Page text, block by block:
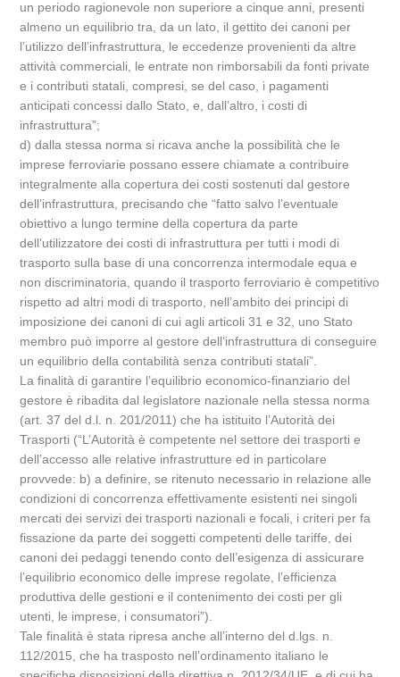
un periodo ragionevole non superiore a cinque anni, presenti
almeno un equilibrio tra, da un lato, il gettito dei canoni per
l’utilizzo dell’infrastruttura, le eccedenze provenienti da altre
attività commerciali, le entrate non rimborsabili da fonti private
e i contributi statali, compresi, se del caso, i pagamenti
anticipati concessi dallo Stato, e, dall’altro, i costi di
infrastruttura”;
d) dalla stessa norma si ricava anche la possibilità che le
imprese ferroviarie possano essere chiamate a contribuire
integralmente alla copertura dei costi sostenuti dal gestore
dell’infrastruttura, precisando che “fatto salvo l’eventuale
obiettivo a lungo termine della copertura da parte
dell’utilizzatore dei costi di infrastruttura per tutti i modi di
trasporto sulla base di una concorrenza intermodale equa e
non discriminatoria, quando il trasporto ferroviario è competitivo
rispetto ad altri modi di trasporto, nell’ambito dei principi di
imposizione dei canoni di cui agli articoli 31 e 32, uno Stato
membro può imporre al gestore dell’infrastruttura di conseguire
un equilibrio della contabilità senza contributi statali”.
La finalità di garantire l’equilibrio economico-finanziario del
gestore è ribadita dal legislatore nazionale nella stessa norma
(art. 37 del d.l. n. 201/2011) che ha istituito l’Autorità dei
Trasporti (“L’Autorità è competente nel settore dei trasporti e
dell’accesso alle relative infrastrutture ed in particolare
provvede: b) a definire, se ritenuto necessario in relazione alle
condizioni di concorrenza effettivamente esistenti nei singoli
mercati dei servizi dei trasporti nazionali e focali, i criteri per fa
fissazione da parte dei soggetti competenti delle tariffe, dei
canoni dei pedaggi tenendo conto dell’esigenza di assicurare
l’equilibrio economico delle imprese regolate, l’efficienza
produttiva delle gestioni e il contenimento dei costi per gli
utenti, le imprese, i consumatori”).
Tale finalità è stata ripresa anche all’interno del d.lgs. n.
112/2015, che ha trasposto nell’ordinamento italiano le